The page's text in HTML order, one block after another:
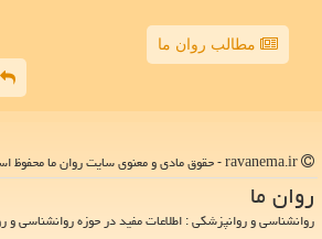
مطالب روان ما
روان ما
روانشناسی و روانپزشکی : اطلاعات مفید در حوزه روانشناسی و